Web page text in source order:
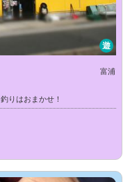
遊
富浦
りはおまかせ！